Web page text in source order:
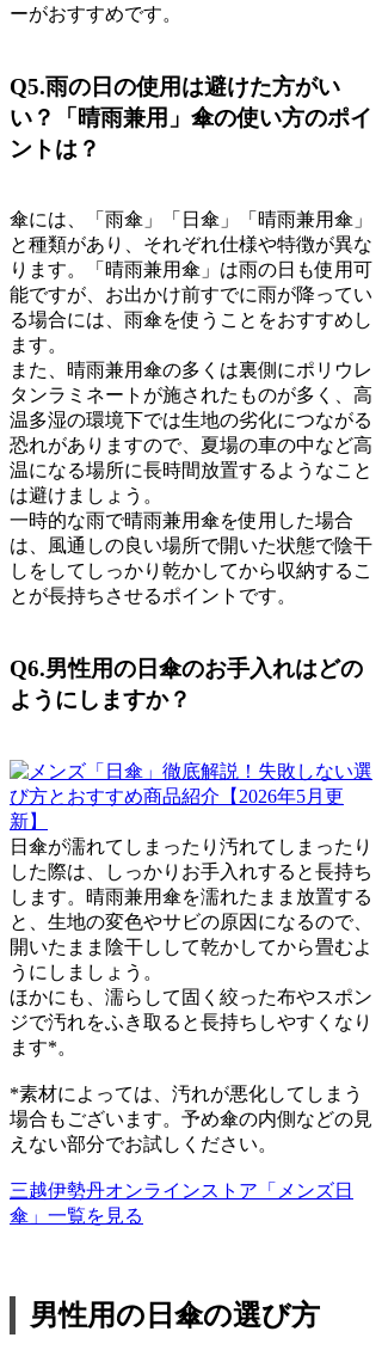
ーがおすすめです。
Q5.雨の日の使用は避けた方がい
い？「晴雨兼用」傘の使い方のポイ
ントは？
傘には、「雨傘」「日傘」「晴雨兼用傘」
と種類があり、それぞれ仕様や特徴が異な
ります。「晴雨兼用傘」は雨の日も使用可
能ですが、お出かけ前すでに雨が降ってい
る場合には、雨傘を使うことをおすすめし
ます。
また、晴雨兼用傘の多くは裏側にポリウレ
タンラミネートが施されたものが多く、高
温多湿の環境下では生地の劣化につながる
恐れがありますので、夏場の車の中など高
温になる場所に長時間放置するようなこと
は避けましょう。
一時的な雨で晴雨兼用傘を使用した場合
は、風通しの良い場所で開いた状態で陰干
しをしてしっかり乾かしてから収納するこ
とが長持ちさせるポイントです。
Q6.男性用の日傘のお手入れはどの
ようにしますか？
日傘が濡れてしまったり汚れてしまったり
した際は、しっかりお手入れすると長持ち
します。晴雨兼用傘を濡れたまま放置する
と、生地の変色やサビの原因になるので、
開いたまま陰干しして乾かしてから畳むよ
うにしましょう。
ほかにも、濡らして固く絞った布やスポン
ジで汚れをふき取ると長持ちしやすくなり
ます*。
*素材によっては、汚れが悪化してしまう
場合もございます。予め傘の内側などの見
えない部分でお試しください。
三越伊勢丹オンラインストア「メンズ日
傘」一覧を見る
男性用の日傘の選び方